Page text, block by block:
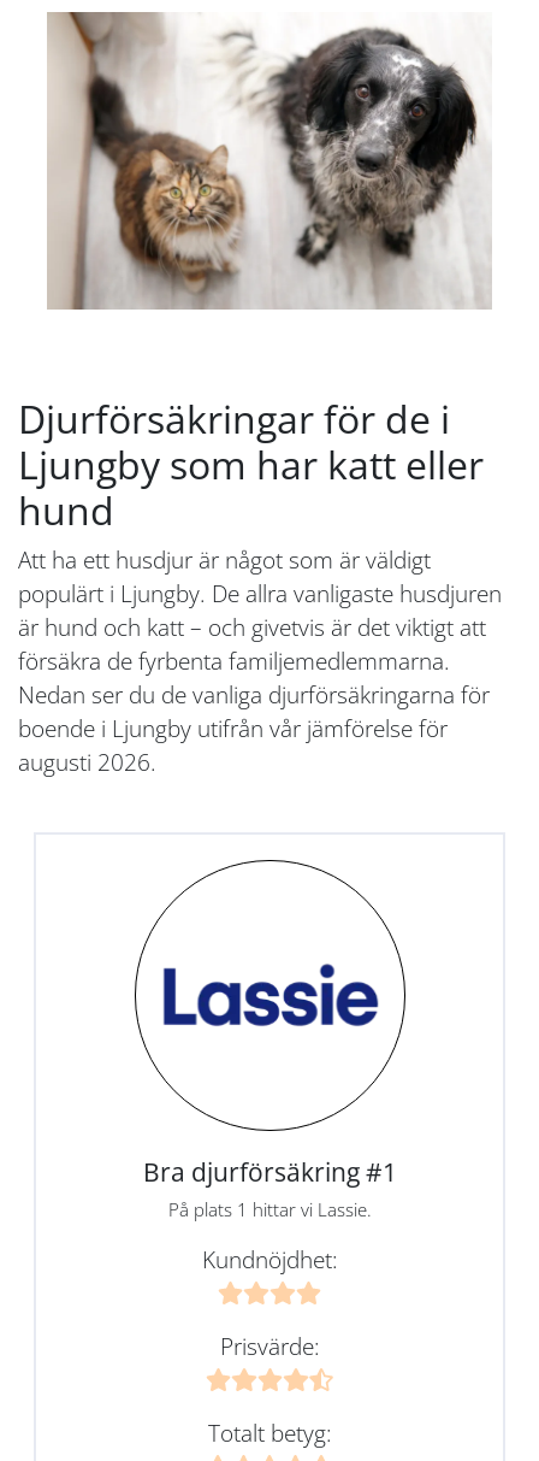
Djurförsäkringar för de i
Ljungby som har katt eller
hund
Att ha ett husdjur är något som är väldigt
populärt i Ljungby. De allra vanligaste husdjuren
är hund och katt – och givetvis är det viktigt att
försäkra de fyrbenta familjemedlemmarna.
Nedan ser du de vanliga djurförsäkringarna för
boende i Ljungby utifrån vår jämförelse för
augusti 2026.
Bra djurförsäkring #1
På plats 1 hittar vi Lassie.
Kundnöjdhet:
Prisvärde:
Totalt betyg: